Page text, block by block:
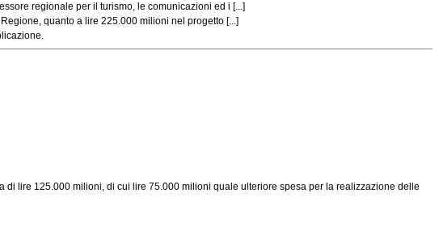
regionale per il turismo, le comunicazioni ed i [...]
quanto a lire 225.000 milioni nel progetto [...]
di lire 125.000 milioni, di cui lire 75.000 milioni quale ulteriore spesa per la realizzazione delle